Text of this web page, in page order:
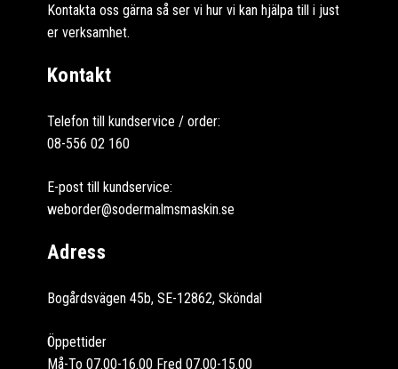
Kontakta oss gärna så ser vi hur vi kan hjälpa till i just
er verksamhet.
Kontakt
Telefon till kundservice / order:
08-556 02 160
E-post till kundservice:
weborder@sodermalmsmaskin.se
Adress
Bogårdsvägen 45b, SE-12862, Sköndal
Öppettider
Må-To 07.00-16.00 Fred 07.00-15.00